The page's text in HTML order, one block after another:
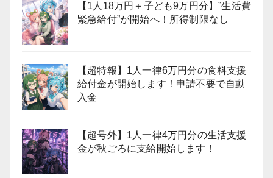
【1人18万円＋子ども9万円分】”生活費
緊急給付”が開始へ！所得制限なし
【超特報】1人一律6万円分の食料支援
給付金が開始します！申請不要で自動
入金
【超号外】1人一律4万円分の生活支援
金が秋ごろに支給開始します！